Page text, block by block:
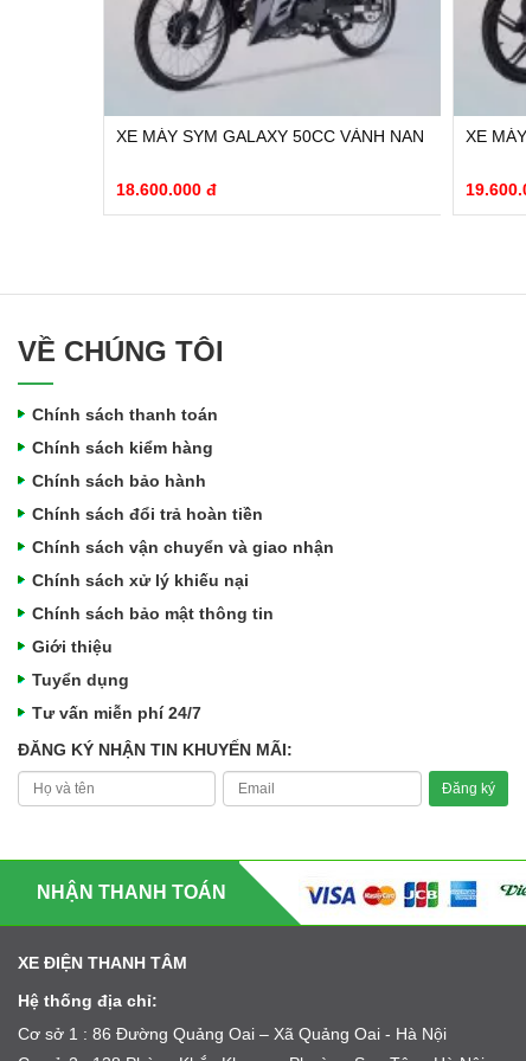
VÀNH NAN XE MÁY SYM GALAXY 50CC VÀNH ĐÚC
19.600.000 đ
VỀ CHÚNG TÔI
Chính sách thanh toán
Chính sách kiểm hàng
Chính sách bảo hành
Chính sách đổi trả hoàn tiền
Chính sách vận chuyển và giao nhận
Chính sách xử lý khiếu nại
Chính sách bảo mật thông tin
Giới thiệu
Tuyển dụng
Tư vấn miễn phí 24/7
ĐĂNG KÝ NHẬN TIN KHUYẾN MÃI:
NHẬN THANH TOÁN
XE ĐIỆN THANH TÂM
Hệ thống địa chỉ:
Cơ sở 1 : 86 Đường Quảng Oai – Xã Quảng Oai - Hà Nội